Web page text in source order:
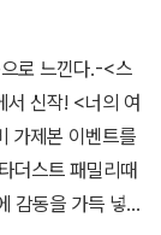
손에서 책을 놓을
청소년들이 꼭
꼭 추천한다. ​재미
택을 했을까? 그
지 못하는, 내 의
렇게 벌어지는
해서든 잘 다독
다. 다만 어린 은
나은이 더 이상
게된다. 누군가에
머리 꼭대기에 올
겐 그 한낮의 더운
다는 걸 알아주
로 느낀다.-<스
서 신작! <너의 여
가제본 이벤트를
더스트 패밀리때
감동을 가득 넣은